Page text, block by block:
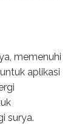
memenuhi
aplikasi
surya.